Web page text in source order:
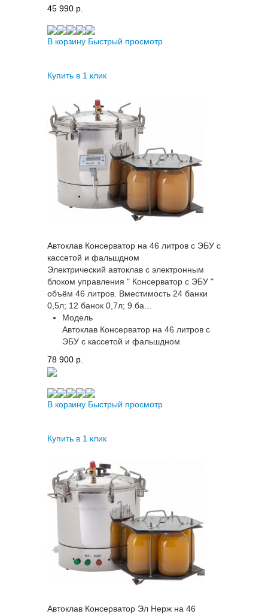
45 990 p.
В корзину Быстрый просмотр
Купить в 1 клик
Автоклав Консерватор на 46 литров с ЭБУ с
кассетой и фальшдном
Электрический автоклав с электронным
блоком управления " Консерватор с ЭБУ "
объём 46 литров. Вместимость 24 банки
0,5л; 12 банок 0,7л; 9 ба...
Модель
Автоклав Консерватор на 46 литров с
ЭБУ с кассетой и фальшдном
78 900 p.
В корзину Быстрый просмотр
Купить в 1 клик
Автоклав Консерватор Эл Нерж на 46